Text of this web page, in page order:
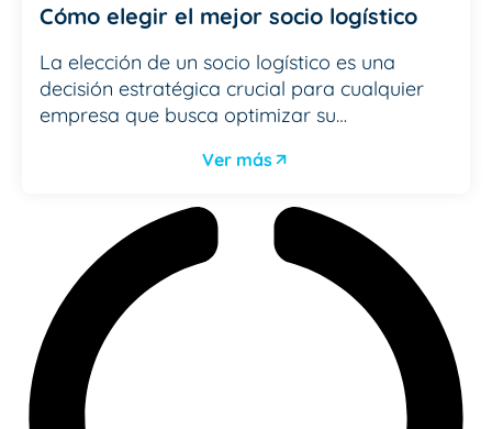
Cómo elegir el mejor socio logístico
La elección de un socio logístico es una
decisión estratégica crucial para cualquier
empresa que busca optimizar su…
Ver más